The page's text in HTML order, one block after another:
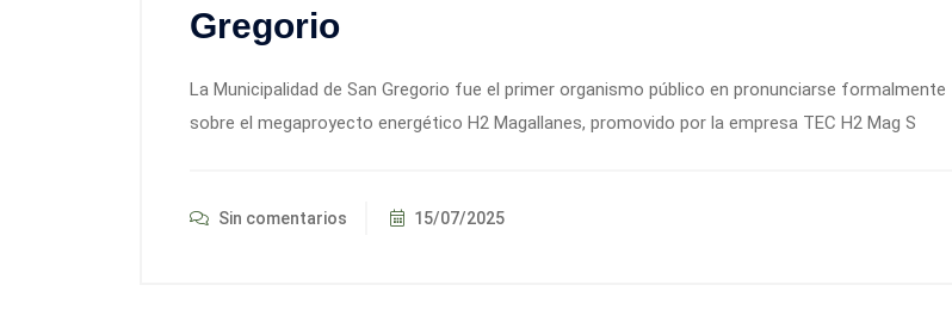
Gregorio
La Municipalidad de San Gregorio fue el primer organismo público en pronunciarse formalmente
sobre el megaproyecto energético H2 Magallanes, promovido por la empresa TEC H2 Mag S
Sin comentarios 15/07/2025